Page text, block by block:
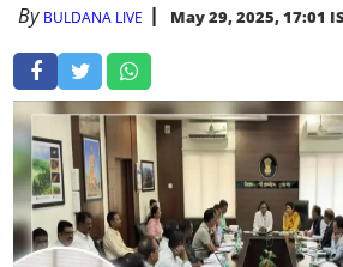
By BULDANA LIVE May 29, 2025, 17:01